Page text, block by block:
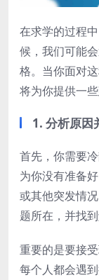
在求学的过程
候，我们可能
格。当你面对
将为你提供一
1. 分析原因
首先，你需要
为你没有准备
或其他突发情
题所在，并找到
重要的是要接
每个人都会遇